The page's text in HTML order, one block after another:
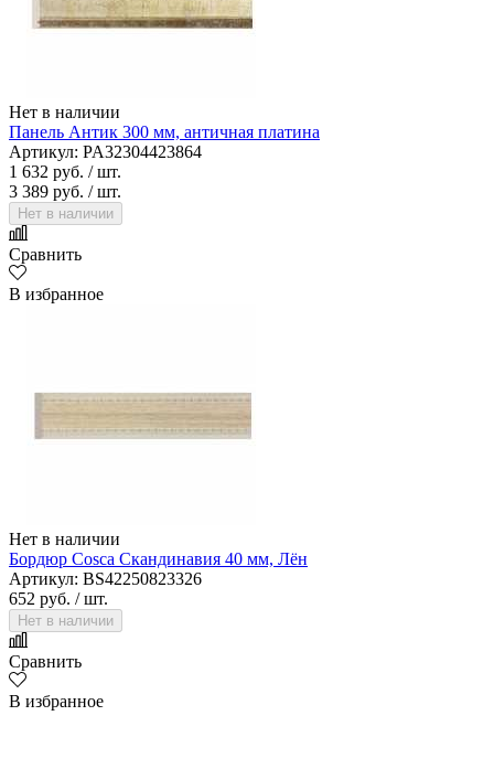
Нет в наличии
Панель Антик 300 мм, античная платина
Артикул: PA32304423864
1 632 руб. / шт.
3 389 руб. / шт.
Нет в наличии
Сравнить
В избранное
Нет в наличии
Бордюр Cosca Скандинавия 40 мм, Лён
Артикул: BS42250823326
652 руб. / шт.
Нет в наличии
Сравнить
В избранное